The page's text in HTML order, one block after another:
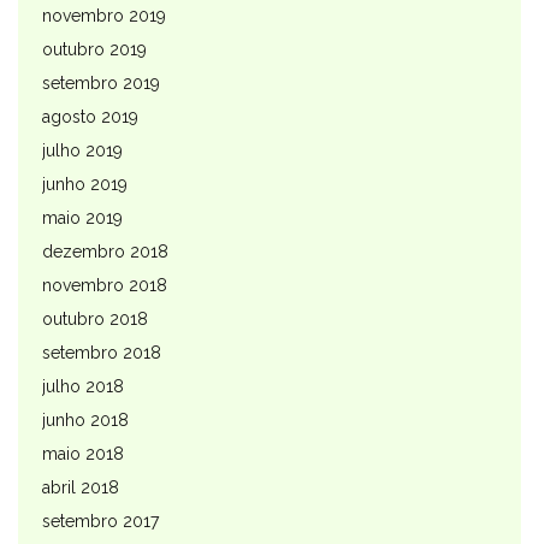
novembro 2019
outubro 2019
setembro 2019
agosto 2019
julho 2019
junho 2019
maio 2019
dezembro 2018
novembro 2018
outubro 2018
setembro 2018
julho 2018
junho 2018
maio 2018
abril 2018
setembro 2017